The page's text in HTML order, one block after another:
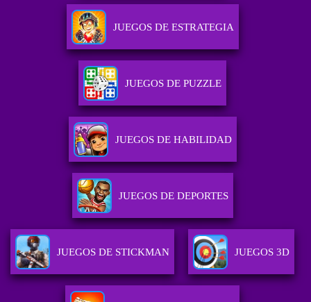
JUEGOS DE ESTRATEGIA
JUEGOS DE PUZZLE
JUEGOS DE HABILIDAD
JUEGOS DE DEPORTES
JUEGOS DE STICKMAN JUEGOS 3D